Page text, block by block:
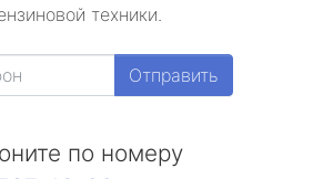
техники.
Отправить
по номеру